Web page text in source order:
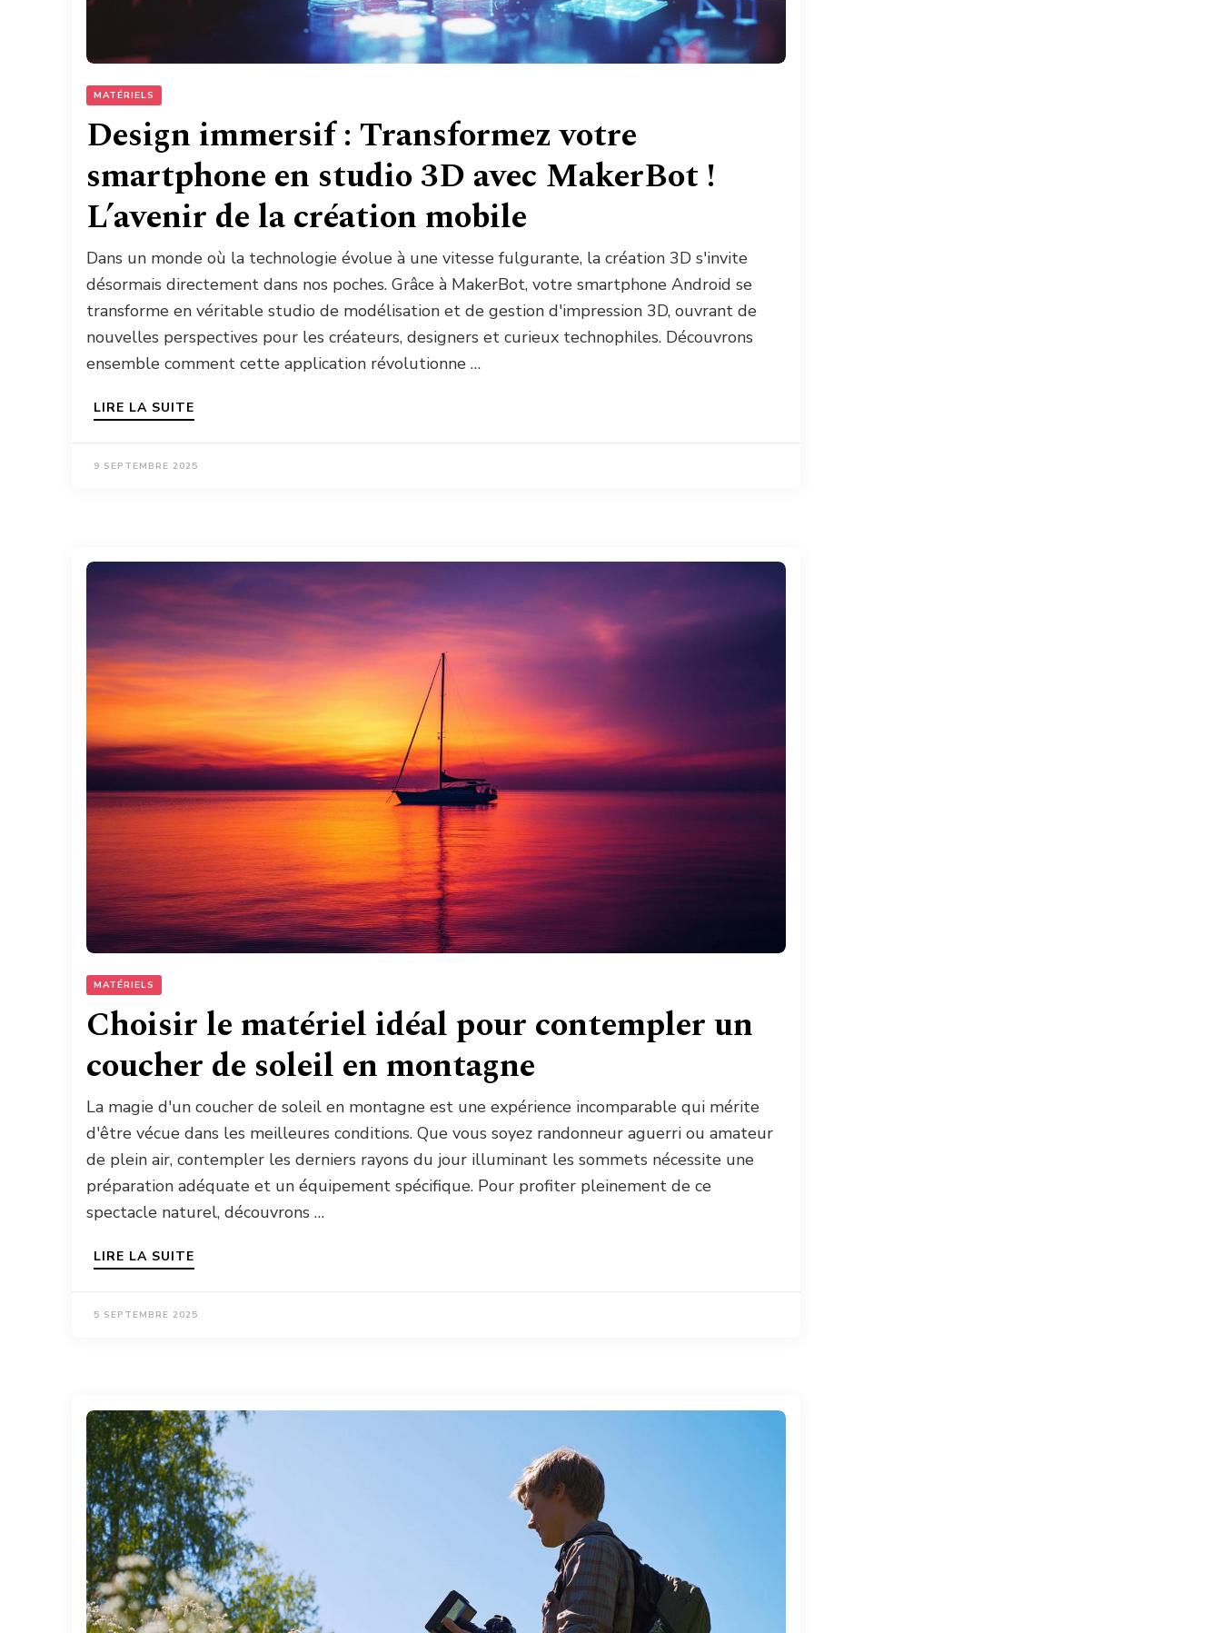
MATÉRIELS
Design immersif : Transformez votre
smartphone en studio 3D avec MakerBot !
L’avenir de la création mobile
Dans un monde où la technologie évolue à une vitesse fulgurante, la création 3D s'invite
désormais directement dans nos poches. Grâce à MakerBot, votre smartphone Android se
transforme en véritable studio de modélisation et de gestion d'impression 3D, ouvrant de
nouvelles perspectives pour les créateurs, designers et curieux technophiles. Découvrons
ensemble comment cette application révolutionne …
LIRE LA SUITE
9 SEPTEMBRE 2025
MATÉRIELS
Choisir le matériel idéal pour contempler un
coucher de soleil en montagne
La magie d'un coucher de soleil en montagne est une expérience incomparable qui mérite
d'être vécue dans les meilleures conditions. Que vous soyez randonneur aguerri ou amateur
de plein air, contempler les derniers rayons du jour illuminant les sommets nécessite une
préparation adéquate et un équipement spécifique. Pour profiter pleinement de ce
spectacle naturel, découvrons …
LIRE LA SUITE
5 SEPTEMBRE 2025